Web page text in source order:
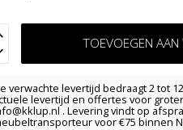
TOEVOEGEN AAN
verwachte levertijd bedraagt 2 tot
levertijd en offertes voor
. Levering vindt op
voor €75 binnen